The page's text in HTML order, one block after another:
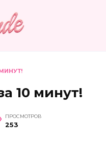
10 минут!
ПРОСМОТРОВ
253